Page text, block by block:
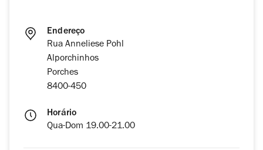
Endereço
Rua Anneliese Pohl
Alporchinhos
Porches
8400-450
Horário
Qua-Dom 19.00-21.00